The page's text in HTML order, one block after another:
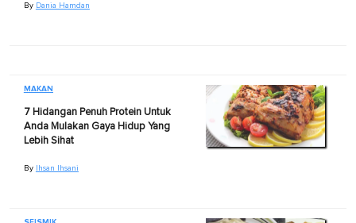
By Dania Hamdan
MAKAN
7 Hidangan Penuh Protein Untuk
Anda Mulakan Gaya Hidup Yang
Lebih Sihat
By Ihsan Ihsani